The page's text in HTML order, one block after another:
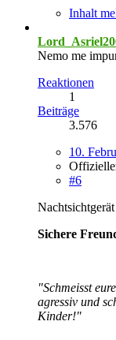
Inhalt
Nemo me
Reaktionen
1
Beiträge
3.576
10.
#6
Sichere
"Schmeisst
agressiv und
Kinder!"